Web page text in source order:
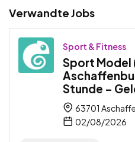
Verwandte Jobs
Sport & Fitness
Sport
Stunde –
63701
02/08/2026